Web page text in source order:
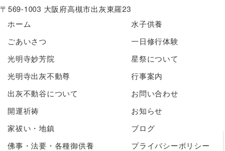
〒569-1003 大阪府高槻市出灰東羅23
ホーム
ごあいさつ
光明寺妙芳院
光明寺出灰不動尊
出灰不動谷について
開運祈祷
家祓い・地鎮
佛事・法要・各種御供養
水子供養
一日修行体験
星祭について
行事案内
お問い合わせ
お知らせ
ブログ
プライバシーポリシー